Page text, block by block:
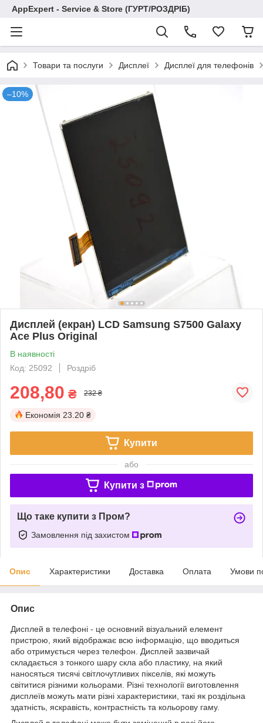
AppExpert - Service & Store (ГУРТ/РОЗДРІБ)
Товари та послуги Дисплеї Дисплеї для телефонів
–10%
Дисплей (екран) LCD Samsung S7500 Galaxy
Ace Plus Original
В наявності
Код: 25092
Роздріб
208,80 ₴ 232 ₴
Економія 23.20 ₴
Купити
або
Купити з
Що таке купити з Пром?
Замовлення під захистом
Опис Характеристики Доставка Оплата Умови
Опис
Дисплей в телефоні - це основний візуальний елемент
пристрою, який відображає всю інформацію, що вводиться
або отримується через телефон. Дисплей зазвичай
складається з тонкого шару скла або пластику, на який
наносяться тисячі світлочутливих пікселів, які можуть
світитися різними кольорами. Різні технології виготовлення
дисплеїв можуть мати різні характеристики, такі як роздільна
здатність, яскравість, контрастність та кольорову гаму.